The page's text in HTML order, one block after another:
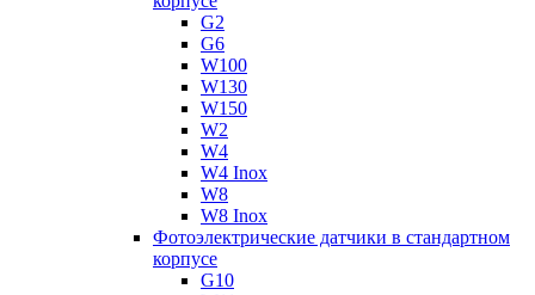
G2
G6
W100
W130
W150
W2
W4
W4 Inox
W8
W8 Inox
Фотоэлектрические датчики в стандартном
корпусе
G10